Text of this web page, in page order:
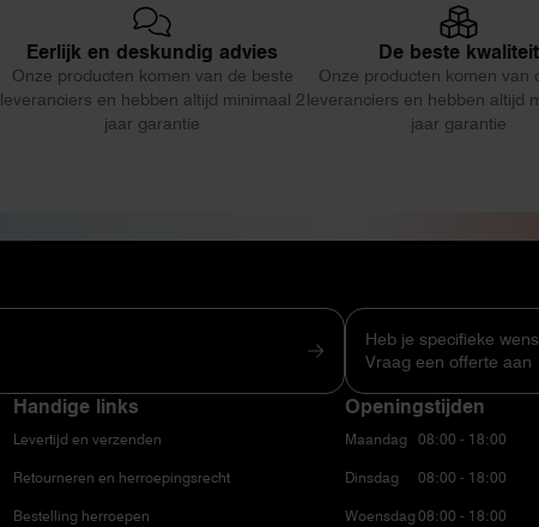
Eerlijk en deskundig advies
Onze producten komen van de beste
leveranciers en hebben altijd minimaal 2
jaar garantie
De beste kwaliteit
Onze producten komen van
leveranciers en hebben altijd
jaar garantie
Handige links
Levertijd en verzenden
Retourneren en herroepingsrecht
Bestelling herroepen
Heb je specifieke
Vraag een offerte aan
Openingstijden
Maandag
Dinsdag
Woensdag
08:00 - 18:00
08:00 - 18:00
08:00 - 18:00